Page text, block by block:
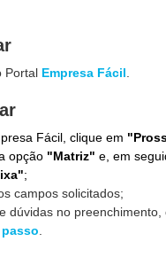
Portal Empresa Fácil
Fácil, clique em
opção "Matriz" e, em
;
campos solicitados;
dúvidas no preenchimento,